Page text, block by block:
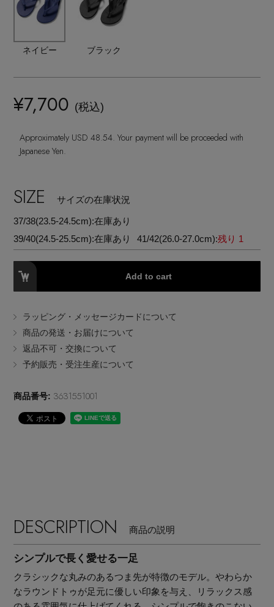
【ペプラム】トレンドシルエット
【ジュエリー】シルバーでクールに
パンツ
スカート
コート
ルームウェア・パジャマ
スニーカー
フラットシューズ
レインシューズ
ブーツ
財布・小物
ボディバッグ・ウェストポーチ
ボストンバッグ
スーツケース
スマートフォンケース・タブレットケース
アイウェア
グローブ
ポーチ
チャーム・ストラップ
その他(傘・ハンカチ・時計など)
ピアス・イヤリング
バングル・ブレスレット
リング
チャーム
すべてのランジェリー
インナー
スポーツ
すべてのスポーツ
シューズ
水着・スイムウェア
EDITOR'S CLOSET
メルマガ PICKUP
ネイビー ブラック
¥7,700 (税込)
Approximately USD 48.54. Your payment will be proceeded with
Japanese Yen.
SIZE サイズの在庫状況
37/38(23.5-24.5cm):在庫あり
39/40(24.5-25.5cm):在庫あり 41/42(26.0-27.0cm):残り 1
Add to cart
ラッピング・メッセージカードについて
商品の発送・お届けについて
返品不可・交換について
予約販売・受注生産について
商品番号: 3631551001
DESCRIPTION 商品の説明
シンプルで長く愛せる一足
クラシックな丸みのあるつま先が特徴のモデル。やわらか
なラウンドトゥが足元に優しい印象を与え、リラックス感